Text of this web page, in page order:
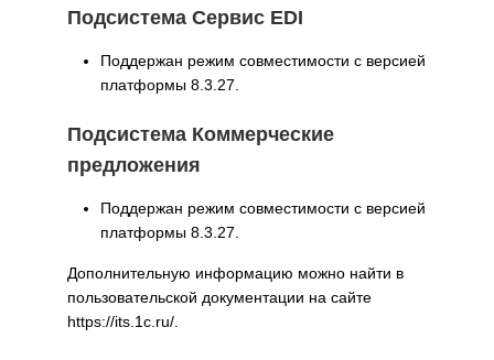
Подсистема Сервис EDI
Поддержан режим совместимости с версией
платформы 8.3.27.
Подсистема Коммерческие
предложения
Поддержан режим совместимости с версией
платформы 8.3.27.
Дополнительную информацию можно найти в
пользовательской документации на сайте
https://its.1c.ru/.